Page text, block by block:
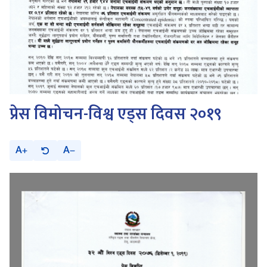
प्रेस विमोचन-विश्व एड्स दिवस २०१९
A A